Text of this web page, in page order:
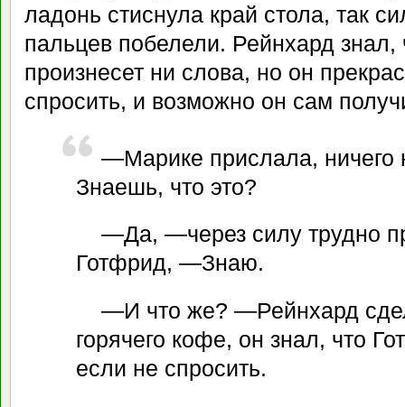
ладонь стиснула край стола, так
пальцев побелели. Рейнхард знал,
произнесет ни слова, но он
спросить, и возможно он сам
—Марике прислала, ничего
Знаешь, что это?
—Да, —через силу трудно
Готфрид, —Знаю.
—И что же? —Рейнхард
горячего кофе, он знал, что
если не спросить.